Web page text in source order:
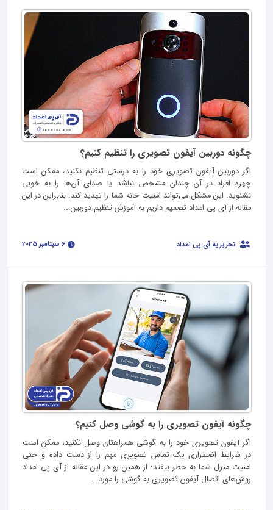
چگونه دوربین آیفون تصویری را تنظیم کنیم؟
اگر دوربین آیفون تصویری خود را به‌ درستی تنظیم نکنید، ممکن است
چهره افراد در آن چندان مشخص نباشد یا صدای آن‌ها را به‌ خوبی
نشنوید. این مشکل می‌تواند امنیت خانه شما را تهدید کند. بنابراین در این
مقاله از آی پی امداد تصمیم داریم به آموزش تنظیم دوربین...
تحریریه آی پی امداد
چگونه آیفون تصویری را به گوشی وصل کنیم؟
اگر آیفون تصویری خود را به گوشی همراهتان وصل نکنید، ممکن است
در شرایط اضطراری یک تماس تصویری مهم را از دست داده و حتی
امنیت منزل شما به خطر بیفتد؛ از همین ‎‌رو در این مقاله از آی پی امداد
روش‌های اتصال آیفون تصویری به گوشی را مورد...